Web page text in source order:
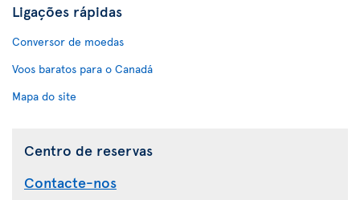
Ligações rápidas
Conversor de moedas
Voos baratos para o Canadá
Mapa do site
Centro de reservas
Contacte-nos